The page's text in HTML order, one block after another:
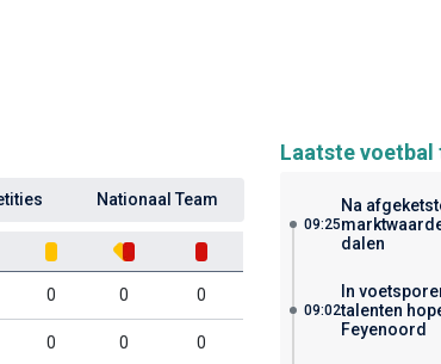
Nationaal Team
0 0 0
0 0 0
Laatste
09:25
Na
dalen
09:02
In
talenten
Feyenoord